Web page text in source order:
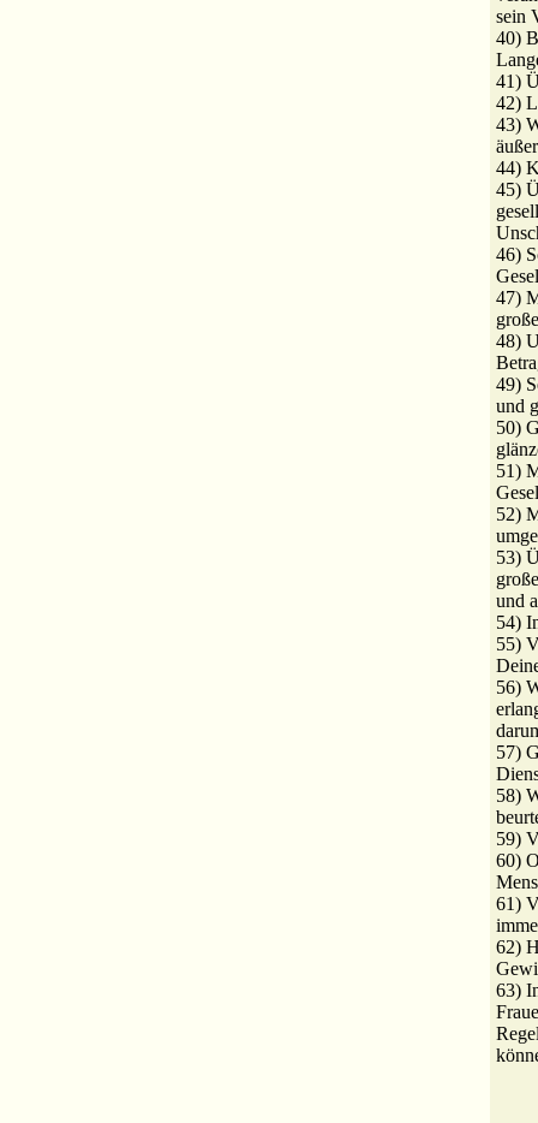
sein
40)
41)
42)
43)
44)
45)
46)
47)
48)
49)
und
50)
51)
52)
53)
und
54)
55)
56)
57)
58)
59)
60)
61)
62)
63)